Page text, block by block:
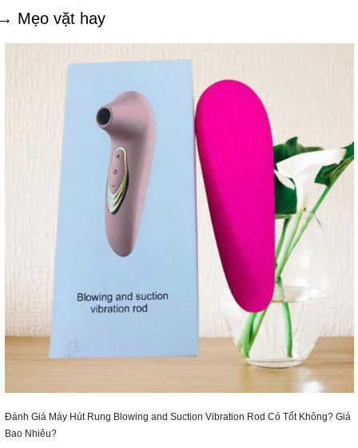
Mẹo vặt hay
Đánh Giá Máy Hút Rung Blowing and Suction Vibration Rod Có Tốt Không? Giá
Bao Nhiêu?